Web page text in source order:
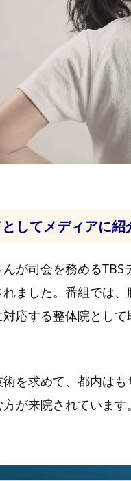
してメディアに紹
が司会を務める
ました。番組では
応する整体院として
術を求めて、都内は
が来院されています。